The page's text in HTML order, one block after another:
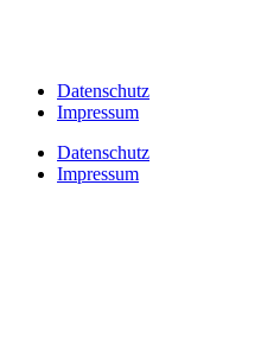
Datenschutz
Impressum
Datenschutz
Impressum